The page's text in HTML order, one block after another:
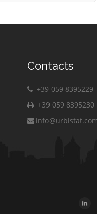
Contacts
+39 059 8395229
+39 059 8395230